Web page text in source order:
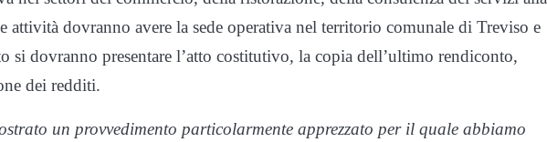
attività dovranno avere la sede operativa nel territorio comunale di Treviso e
si dovranno presentare l’atto costitutivo, la copia dell’ultimo rendiconto,
dei redditi.
un provvedimento particolarmente apprezzato per il quale abbiamo